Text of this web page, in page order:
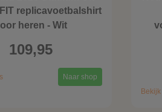
replicavoetbalshirt
heren - Wit
109,95
Naar shop